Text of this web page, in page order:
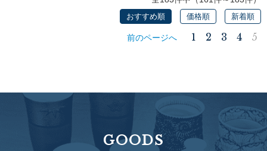
おすすめ順 価格順 新着順
前のページへ 1 2 3 4 5
GOODS